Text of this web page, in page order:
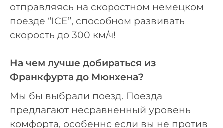
отправляясь на скоростном немецком
поезде “ICE”, способном развивать
скорость до 300 км/ч!
На чем лучше добираться из
Франкфурта до Мюнхена?
Мы бы выбрали поезд. Поезда
предлагают несравненный уровень
комфорта, особенно если вы не против